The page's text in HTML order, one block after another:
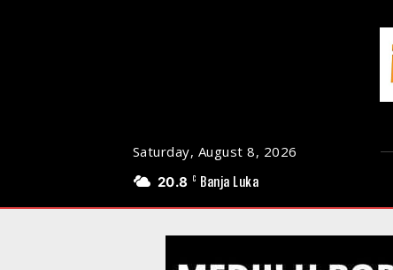
Saturday, August 8, 2026
20.8 C Banja Luka